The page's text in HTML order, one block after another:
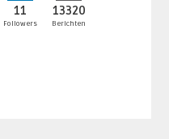
11
Followers
13320
Berichten